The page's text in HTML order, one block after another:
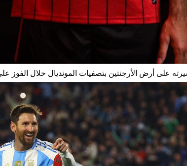
على أرض الأرجنتين بتصفيات المونديال خلال الفوز على